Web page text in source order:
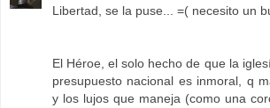
Libertad, se la puse... =( necesito un
El Héroe, el solo hecho de que la
presupuesto nacional es inmoral, q
y los lujos que maneja (como una